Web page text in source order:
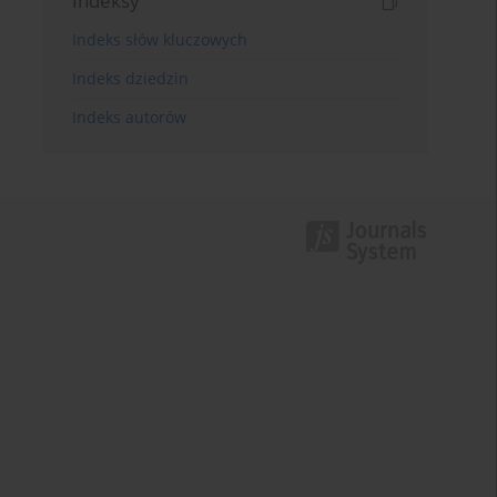
Indeks słów kluczowych
Indeks dziedzin
Indeks autorów